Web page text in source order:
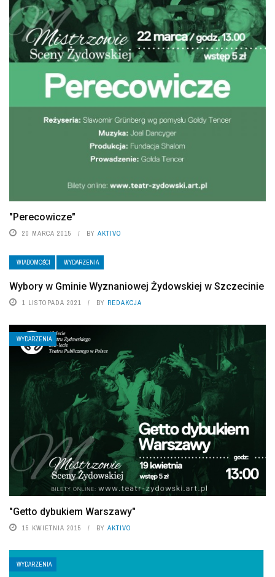
"Perecowicze"
20 MARCA 2015 BY AKTIVO
WIADOMOŚCI WYDARZENIA
Wybory w Gminie Wyznaniowej Żydowskiej w Szczecinie
1 LISTOPADA 2021 BY REDAKCJA
WYDARZENIA
"Getto dybukiem Warszawy"
15 KWIETNIA 2015 BY AKTIVO
WYDARZENIA